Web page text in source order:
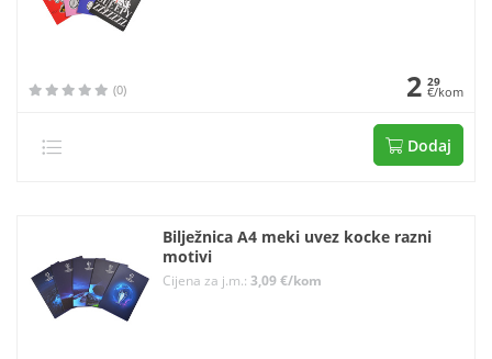
(0) 2 29
€/kom
Dodaj
Bilježnica A4 meki uvez kocke razni
motivi
Cijena za j.m.: 3,09 €/kom